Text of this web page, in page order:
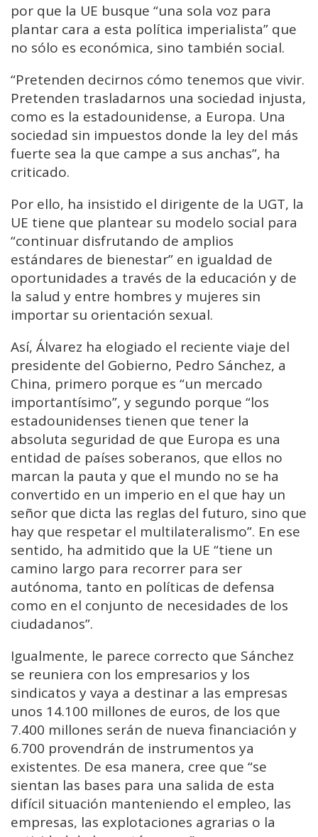
por que la UE busque “una sola voz para
plantar cara a esta política imperialista” que
no sólo es económica, sino también social.
“Pretenden decirnos cómo tenemos que vivir.
Pretenden trasladarnos una sociedad injusta,
como es la estadounidense, a Europa. Una
sociedad sin impuestos donde la ley del más
fuerte sea la que campe a sus anchas”, ha
criticado.
Por ello, ha insistido el dirigente de la UGT, la
UE tiene que plantear su modelo social para
“continuar disfrutando de amplios
estándares de bienestar” en igualdad de
oportunidades a través de la educación y de
la salud y entre hombres y mujeres sin
importar su orientación sexual.
Así, Álvarez ha elogiado el reciente viaje del
presidente del Gobierno, Pedro Sánchez, a
China, primero porque es “un mercado
importantísimo”, y segundo porque “los
estadounidenses tienen que tener la
absoluta seguridad de que Europa es una
entidad de países soberanos, que ellos no
marcan la pauta y que el mundo no se ha
convertido en un imperio en el que hay un
señor que dicta las reglas del futuro, sino que
hay que respetar el multilateralismo”. En ese
sentido, ha admitido que la UE “tiene un
camino largo para recorrer para ser
autónoma, tanto en políticas de defensa
como en el conjunto de necesidades de los
ciudadanos”.
Igualmente, le parece correcto que Sánchez
se reuniera con los empresarios y los
sindicatos y vaya a destinar a las empresas
unos 14.100 millones de euros, de los que
7.400 millones serán de nueva financiación y
6.700 provendrán de instrumentos ya
existentes. De esa manera, cree que “se
sientan las bases para una salida de esta
difícil situación manteniendo el empleo, las
empresas, las explotaciones agrarias o la